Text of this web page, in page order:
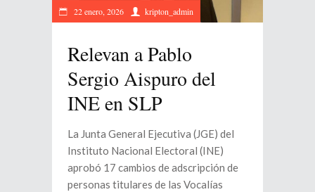
22 enero, 2026 kripton_admin
Relevan a Pablo
Sergio Aispuro del
INE en SLP
La Junta General Ejecutiva (JGE) del
Instituto Nacional Electoral (INE)
aprobó 17 cambios de adscripción de
personas titulares de las Vocalías